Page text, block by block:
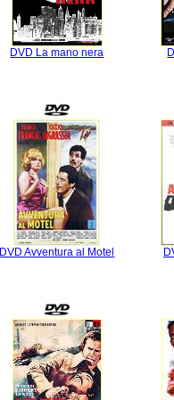
DVD La mano nera
DVD Avventura al Motel